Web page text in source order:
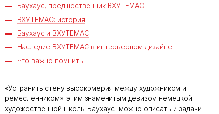
Баухаус, предшественник ВХУТЕМАС
ВХУТЕМАС: история
Баухаус и ВХУТЕМАС
Наследие ВХУТЕМАС в интерьерном дизайне
Что важно помнить:
«Устранить стену высокомерия между художником и
ремесленником»: этим знаменитым девизом немецкой
художественной школы Баухаус можно описать и задачи